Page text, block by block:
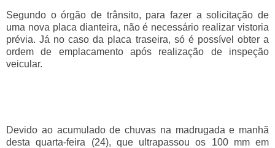
Segundo o órgão de trânsito, para fazer a solicitação de
uma nova placa dianteira, não é necessário realizar vistoria
prévia. Já no caso da placa traseira, só é possível obter a
ordem de emplacamento após realização de inspeção
veicular.
Devido ao acumulado de chuvas na madrugada e manhã
desta quarta-feira (24), que ultrapassou os 100 mm em